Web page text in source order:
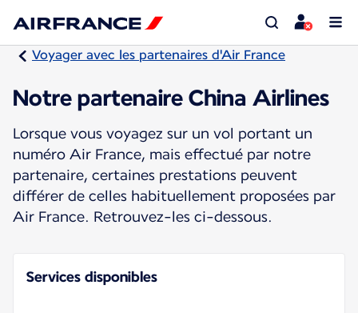
Voyager avec les partenaires d'Air France
Notre partenaire China Airlines
Lorsque vous voyagez sur un vol portant un
numéro Air France, mais effectué par notre
partenaire, certaines prestations peuvent
différer de celles habituellement proposées par
Air France. Retrouvez-les ci-dessous.
Services disponibles